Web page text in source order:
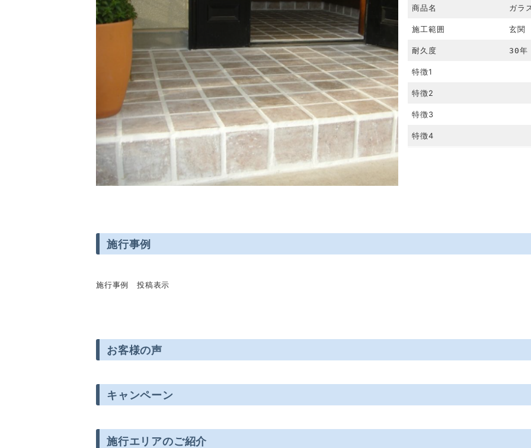
商品名 ガラ
施工範囲 玄関
耐久度 30年
特徴1
特徴2
特徴3
特徴4
施行事例
施行事例 投稿表示
お客様の声
キャンペーン
施行エリアのご紹介